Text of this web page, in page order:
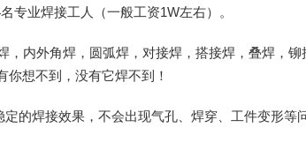
专业焊接工人（一般工资1W左右）。
，内外角焊，圆弧焊，对接焊，搭接焊，叠焊，
你想不到，没有它焊不到！
的焊接效果，不会出现气孔、焊穿、工件变形等